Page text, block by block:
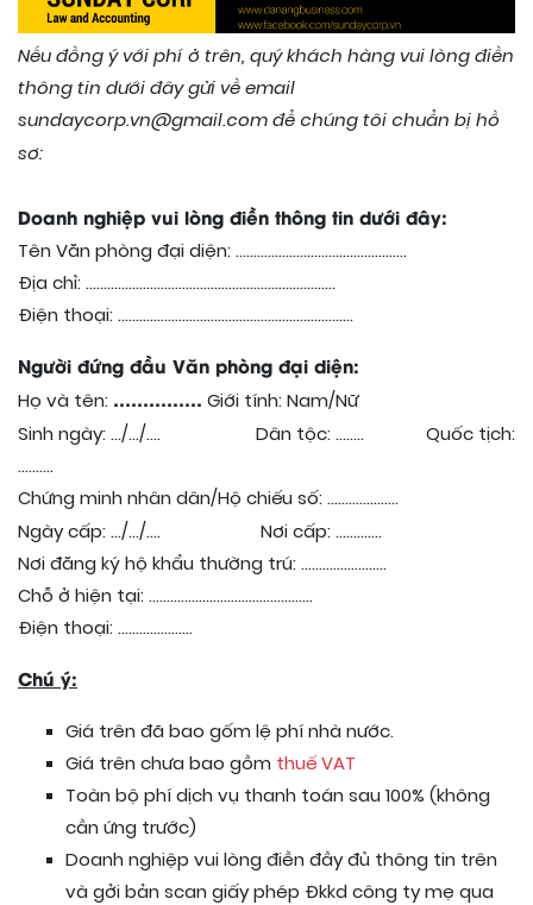
Nếu đồng ý với phí ở trên, quý khách hàng vui lòng điền
thông tin dưới đây gửi về email
sundaycorp.vn@gmail.com để chúng tôi chuẩn bị hồ
sơ:
Doanh nghiệp vui lòng điền thông tin dưới đây:
Tên Văn phòng đại diện: …………………………………………
Địa chỉ: …………………………………………………………….
Điện thoại: …………………………………………………………
Người đứng đầu Văn phòng đại diện:
Họ và tên: …………… Giới tính: Nam/Nữ
Sinh ngày: …/…/….
Dân tộc: …….. Quốc tịch:
……….
Chứng minh nhân dân/Hộ chiếu số: ………………..
Ngày cấp: …/…/….
Nơi cấp: ………….
Nơi đăng ký hộ khẩu thường trú: ……………………
Chỗ ở hiện tại: ……………………………………….
Điện thoại: …………………
Chú ý:
Giá trên đã bao gốm lệ phí nhà nước.
Giá trên chưa bao gồm thuế VAT
Toàn bộ phí dịch vụ thanh toán sau 100% (không
cần ứng trước)
Doanh nghiệp vui lòng điền đầy đủ thông tin trên
và gởi bản scan giấy phép Đkkd công ty mẹ qua